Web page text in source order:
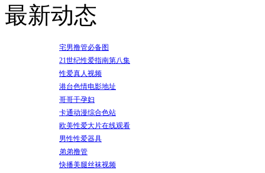
最新动态
宅男撸管必备图
21世纪性爱指南第八集
性爱真人视频
港台色情电影地址
哥哥干孕妇
卡通动漫综合色站
欧美性爱大片在线观看
男性性爱器具
弟弟撸管
快播美腿丝袜视频